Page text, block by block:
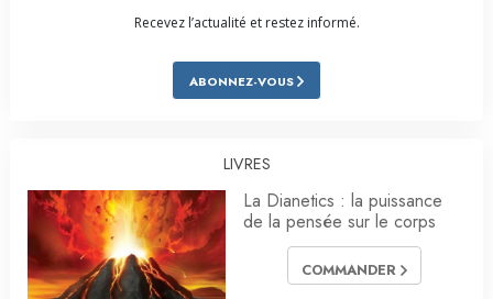
Recevez l’actualité et restez informé.
ABONNEZ-VOUS
LIVRES
La Dianetics : la puissance
de la pensée sur le corps
COMMANDER